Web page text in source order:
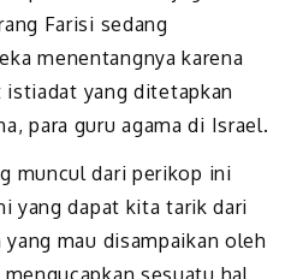
Farisi sedang
menentangnyakarena
yang ditetapkan
para guru agama di Israel.
muncul dari perikop ini
yang dapat kita tarik dari
yang mau disampaikan oleh